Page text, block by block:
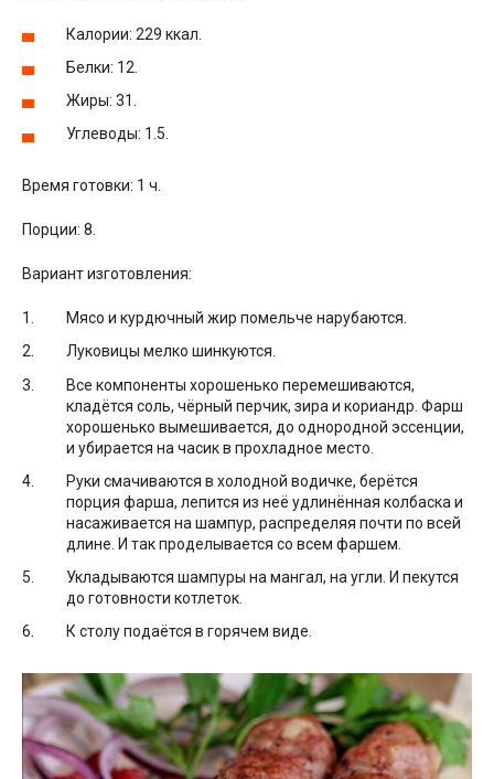
Калории: 229 ккал.
Белки: 12.
Жиры: 31.
Углеводы: 1.5.
Время готовки: 1 ч.
Порции: 8.
Вариант изготовления:
Мясо и курдючный жир помельче нарубаются.
Луковицы мелко шинкуются.
Все компоненты хорошенько перемешиваются,
кладётся соль, чёрный перчик, зира и кориандр. Фарш
хорошенько вымешивается, до однородной эссенции,
и убирается на часик в прохладное место.
Руки смачиваются в холодной водичке, берётся
порция фарша, лепится из неё удлинённая колбаска и
насаживается на шампур, распределяя почти по всей
длине. И так проделывается со всем фаршем.
Укладываются шампуры на мангал, на угли. И пекутся
до готовности котлеток.
К столу подаётся в горячем виде.